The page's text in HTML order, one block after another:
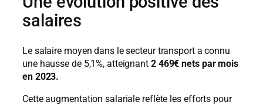
salaires
Le salaire moyen dans le secteur transport a connu
une hausse de 5,1%, atteignant 2 469€ nets par mois
en 2023.
Cette augmentation salariale reflète les efforts pour